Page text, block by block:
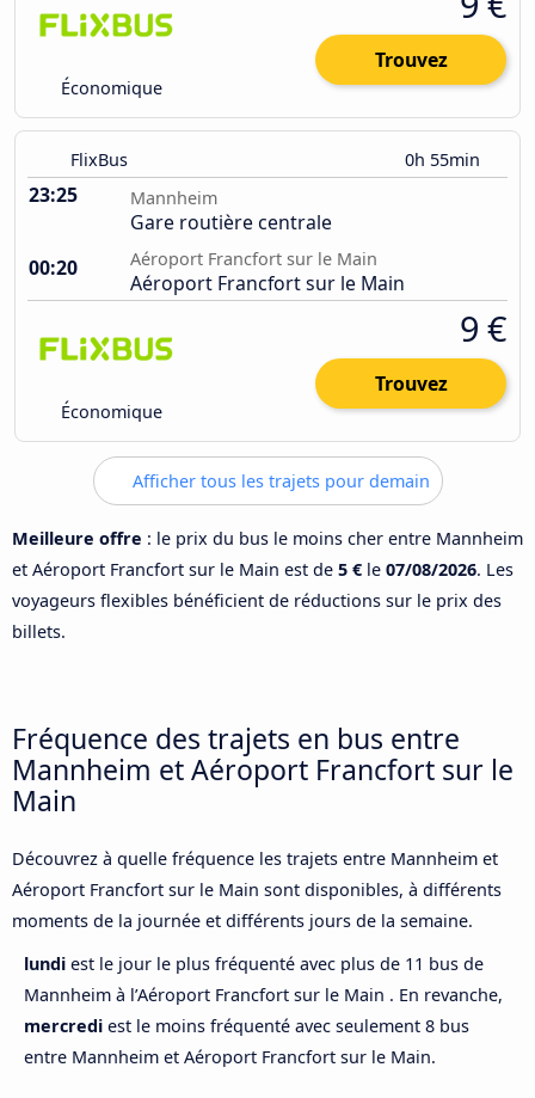
Économique
Trouvez
FlixBus 0h 55min
23:25 Mannheim
Gare routière centrale
00:20
Aéroport Francfort sur le Main
Aéroport Francfort sur le Main
Économique
9 €
Trouvez
Afficher tous les trajets pour demain
Meilleure offre : le prix du bus le moins cher entre Mannheim
et Aéroport Francfort sur le Main est de 5 € le 07/08/2026. Les
voyageurs flexibles bénéficient de réductions sur le prix des
billets.
Fréquence des trajets en bus entre
Mannheim et Aéroport Francfort sur le
Main
Découvrez à quelle fréquence les trajets entre Mannheim et
Aéroport Francfort sur le Main sont disponibles, à différents
moments de la journée et différents jours de la semaine.
lundi est le jour le plus fréquenté avec plus de 11 bus de
Mannheim à l’Aéroport Francfort sur le Main . En revanche,
mercredi est le moins fréquenté avec seulement 8 bus
entre Mannheim et Aéroport Francfort sur le Main.